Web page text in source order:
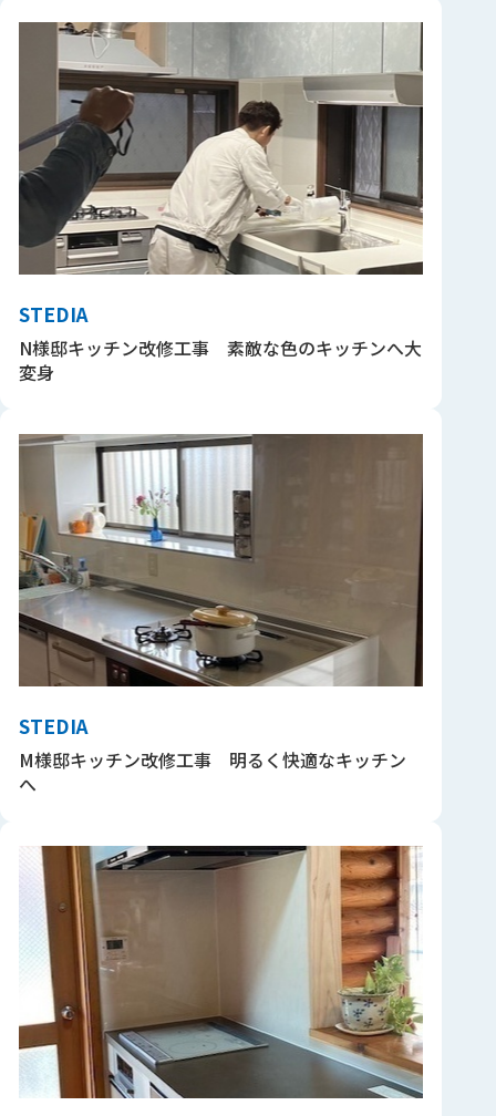
STEDIA
N様邸キッチン改修工事 素敵な色のキッチンへ大
変身
STEDIA
M様邸キッチン改修工事 明るく快適なキッチン
へ